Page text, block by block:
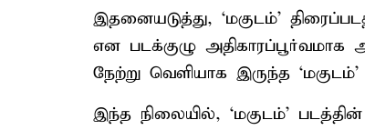
இதனையடுத்து, ‘மகுடம்’
என படக்குழு அதிகாரப்பூர்வமாக
நேற்று வெளியாக இருந்த
இந்த நிலையில், ‘மகுடம்’